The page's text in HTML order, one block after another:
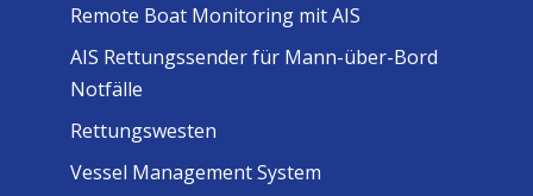
Remote Boat Monitoring mit AIS
AIS Rettungssender für Mann-über-Bord
Notfälle
Rettungswesten
Vessel Management System